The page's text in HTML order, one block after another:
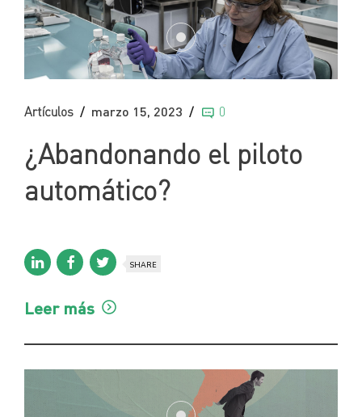
Artículos marzo 15, 2023 0
¿Abandonando el piloto
automático?
SHARE
Leer más